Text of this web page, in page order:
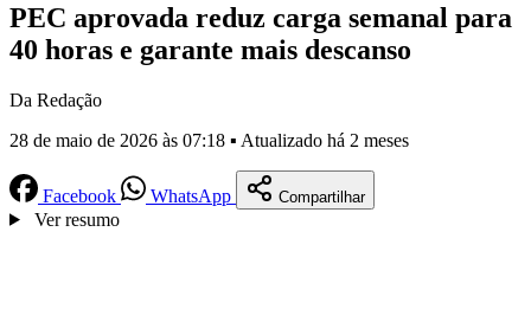
PEC aprovada reduz carga semanal para
40 horas e garante mais descanso
Da Redação
28 de maio de 2026 às 07:18 ▪ Atualizado há 2 meses
Facebook WhatsApp Compartilhar
Ver resumo